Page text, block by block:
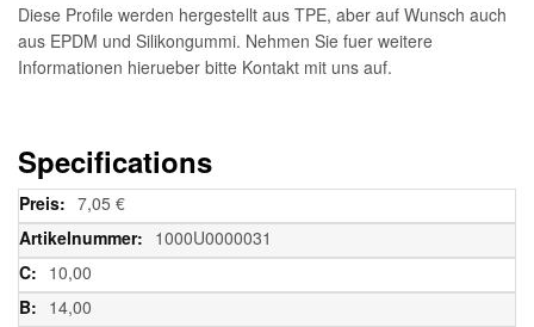
Diese Profile werden hergestellt aus TPE, aber auf Wunsch auch
aus EPDM und Silikongummi. Nehmen Sie fuer weitere
Informationen hierueber bitte Kontakt mit uns auf.
Specifications
Weitere
Informationen
7,05 €
1000U0000031
10,00
14,00